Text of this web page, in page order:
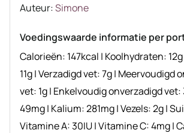
Auteur
Auteur:Simone
Voedingswaarde informatie per
Calorieën: 147kcal | Koolhydraten: 12g
11g|Verzadigd vet:7g| Meervoudigd
vet: 1g| Enkelvoudig onverzadigd vet:
49mg| Kalium:281mg|Vezels:2g|
Vitamine A:30IU|Vitamine C:4mg|